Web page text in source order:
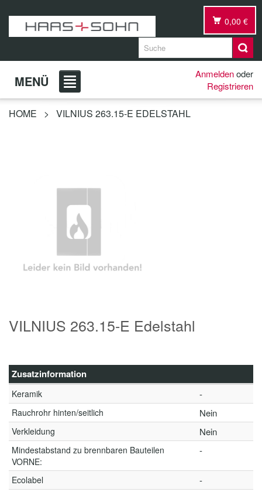
0,00 €
MENÜ Anmeldenoder
Registrieren
HOME > VILNIUS 263.15-E EDELSTAHL
VILNIUS 263.15-E Edelstahl
Zusatzinformation
Keramik -
Rauchrohr hinten/seitlich Nein
Verkleidung Nein
Mindestabstand zu brennbaren Bauteilen
VORNE:
-
Ecolabel -